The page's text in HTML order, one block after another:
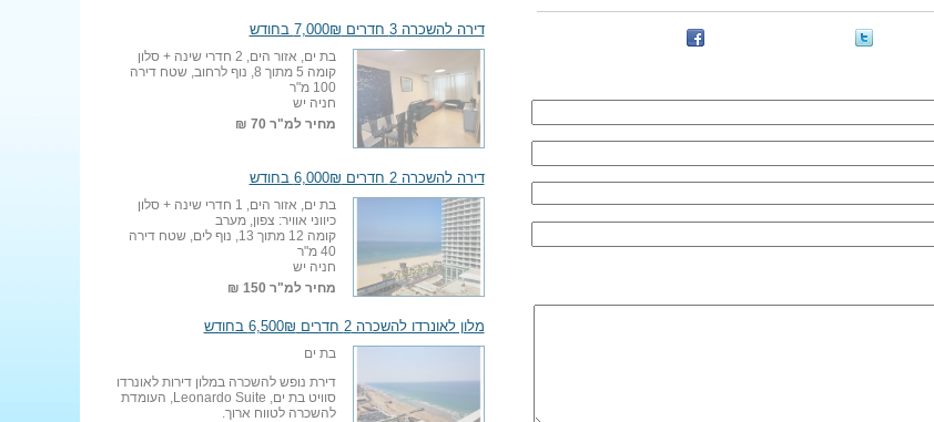
דירה להשכרה 3 חדרים 7,000₪ בחודש
בת ים, אזור הים, 2 חדרי שינה + סלון
קומה 5 מתוך 8, נוף לרחוב, שטח דירה
100 מ"ר
חניה יש
מחיר למ"ר 70 ₪
דירה להשכרה 2 חדרים 6,000₪ בחודש
בת ים, אזור הים, 1 חדרי שינה + סלון
כיווני אוויר: צפון, מערב
קומה 12 מתוך 13, נוף לים, שטח דירה
40 מ"ר
חניה יש
מחיר למ"ר 150 ₪
מלון לאונרדו להשכרה 2 חדרים 6,500₪ בחודש
בת ים
דירת נופש להשכרה במלון דירות לאונרדו
סוויט בת ים, Leonardo Suite, העומדת
להשכרה לטווח ארוך.